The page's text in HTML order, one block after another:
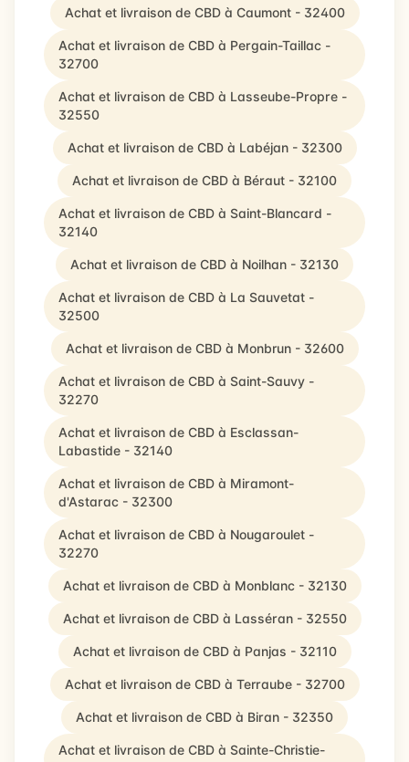
Achat et livraison de CBD à Caumont - 32400
Achat et livraison de CBD à Pergain-Taillac -
32700
Achat et livraison de CBD à Lasseube-Propre -
32550
Achat et livraison de CBD à Labéjan - 32300
Achat et livraison de CBD à Béraut - 32100
Achat et livraison de CBD à Saint-Blancard -
32140
Achat et livraison de CBD à Noilhan - 32130
Achat et livraison de CBD à La Sauvetat -
32500
Achat et livraison de CBD à Monbrun - 32600
Achat et livraison de CBD à Saint-Sauvy -
32270
Achat et livraison de CBD à Esclassan-
Labastide - 32140
Achat et livraison de CBD à Miramont-
d'Astarac - 32300
Achat et livraison de CBD à Nougaroulet -
32270
Achat et livraison de CBD à Monblanc - 32130
Achat et livraison de CBD à Lasséran - 32550
Achat et livraison de CBD à Panjas - 32110
Achat et livraison de CBD à Terraube - 32700
Achat et livraison de CBD à Biran - 32350
Achat et livraison de CBD à Sainte-Christie-